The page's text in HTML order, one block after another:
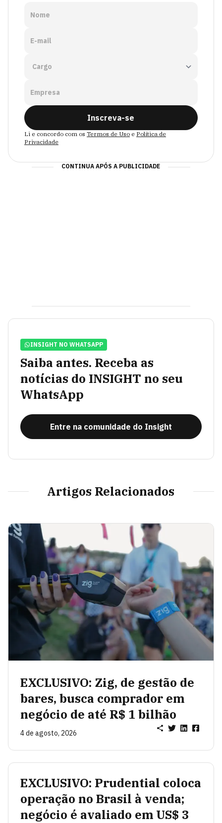
Nome
E-mail
Empresa
Inscreva-se
Li e concordo com os Termos de Uso e Política de
Privacidade
CONTINUA APÓS A PUBLICIDADE
INSIGHT NO WHATSAPP
Saiba antes. Receba as
notícias do INSIGHT no seu
WhatsApp
Entre na comunidade do Insight
Artigos Relacionados
EXCLUSIVO: Zig, de gestão de
bares, busca comprador em
negócio de até R$ 1 bilhão
4 de agosto, 2026
EXCLUSIVO: Prudential coloca
operação no Brasil à venda;
negócio é avaliado em US$ 3